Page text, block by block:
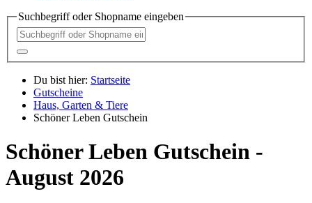
Suchbegriff oder Shopname eingeben
Du bist hier: Startseite
Gutscheine
Haus, Garten & Tiere
Schöner Leben Gutschein
Schöner Leben Gutschein -
August 2026